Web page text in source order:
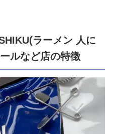
ラーメン 人に
ルなど店の特徴